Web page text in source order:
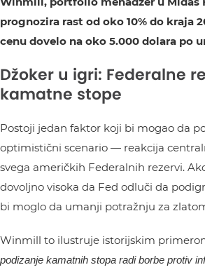
prognozira rast od oko 10% do kraja
cenu dovelo na oko 5.000 dolara po
Džoker u igri: Federalne
kamatne stope
Postoji jedan faktor koji bi mogao da
optimistični scenario — reakcija
svega američkih Federalnih rezervi.
dovoljno visoka da Fed odluči da
bi moglo da umanji potražnju za
Winmill to ilustruje istorijskim
podizanje kamatnih stopa radi borbe protiv